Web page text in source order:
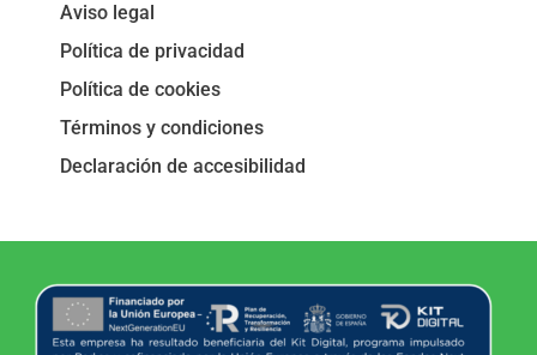
Aviso legal
Política de privacidad
Política de cookies
Términos y condiciones
Declaración de accesibilidad